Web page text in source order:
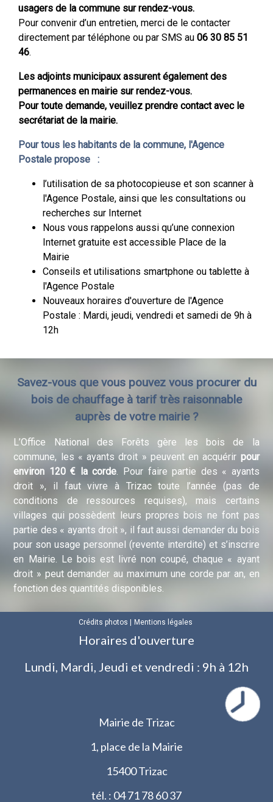
usagers de la commune sur rendez-vous.
Pour convenir d’un entretien, merci de le contacter
directement par téléphone ou par SMS au06 30 85 51
46.
Les adjoints municipaux assurent également des
permanences en mairie sur rendez-vous.
Pour toute demande, veuillez prendre contact avec le
secrétariat de la mairie.
Pour tous les habitants de la commune, l'Agence
Postale propose :
l’utilisation de sa photocopieuse et son scanner à
l'Agence Postale, ainsi que les consultations ou
recherches sur Internet
Nous vous rappelons aussi qu’une connexion
Internet gratuite est accessible Place de la
Mairie
Conseils et utilisations smartphone ou tablette à
l'Agence Postale
Nouveaux horaires d'ouverture de l'Agence
Postale : Mardi, jeudi, vendredi et samedi de 9h à
12h
Savez-vous que vous pouvez vous procurer du
bois de chauffage à tarif très raisonnable
auprès de votre mairie ?
L’Office National des Forêts gère les bois de la
commune, les « ayants droit » peuvent en acquérir pour
environ 120 € la corde . Pour faire partie des « ayants
droit », il faut vivre à Trizac toute l’année (pas de
conditions de ressources requises), mais certains
villages qui possèdent leurs propres bois ne font pas
partie des « ayants droit », il faut aussi demander du bois
pour son usage personnel (revente interdite) et s’inscrire
en Mairie. Le bois est livré non coupé, chaque « ayant
droit » peut demander au maximum une corde par an, en
fonction des quantités disponibles.
Crédits photos Mentions légales
Horaires d'ouverture
Lundi, Mardi, Jeudi et vendredi : 9h à 12h
Mairie de Trizac
1, place de la Mairie
15400 Trizac
tél. : 04 71 78 60 37